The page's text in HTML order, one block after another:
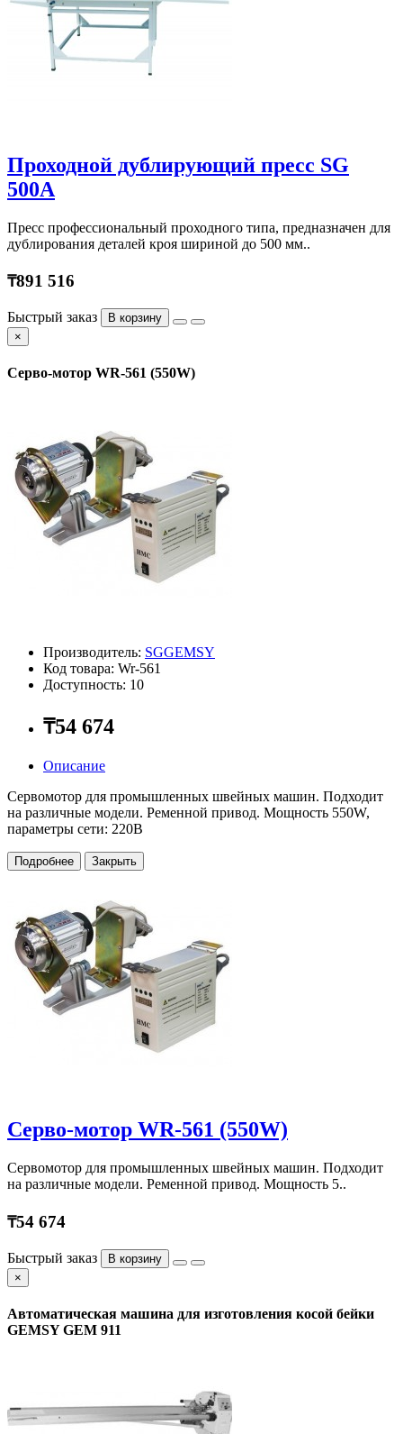
Проходной дублирующий пресс SG
500A
Пресс профессиональный проходного типа, предназначен для
дублирования деталей кроя шириной до 500 мм..
₸891 516
Быстрый заказ
В корзину
×
Серво-мотор WR-561 (550W)
Производитель: SGGEMSY
Код товара: Wr-561
Доступность: 10
₸54 674
Описание
Сервомотор для промышленных швейных машин. Подходит
на различные модели. Ременной привод. Мощность 550W,
параметры сети: 220В
Подробнее Закрыть
Серво-мотор WR-561 (550W)
Сервомотор для промышленных швейных машин. Подходит
на различные модели. Ременной привод. Мощность 5..
₸54 674
Быстрый заказ
В корзину
×
Автоматическая машина для изготовления косой бейки
GEMSY GEM 911